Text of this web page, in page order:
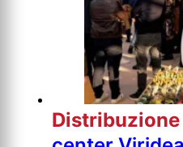
Distribuzione